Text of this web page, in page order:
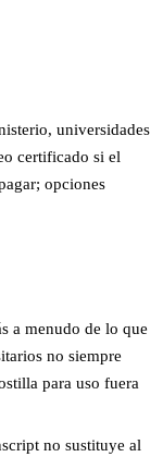
universidades
certificado si el
opciones
a menudo de lo que
no siempre
para uso fuera
no sustituye al